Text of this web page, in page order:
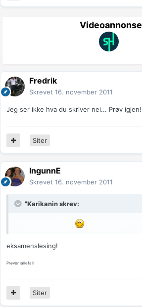
Videoannonse
Fredrik
Skrevet 16. november 2011
Jeg ser ikke hva du skriver nei... Prøv igjen!
Siter
IngunnE
Skrevet 16. november 2011
"Karikanin skrev:
eksamenslesing!
Prøver iallefall
Siter